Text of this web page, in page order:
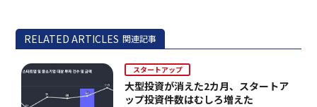
RELATED ARTICLES 関連記事
スタートアップ
大型投資が消えた2カ月、スタートア
ップ投資件数はむしろ増えた